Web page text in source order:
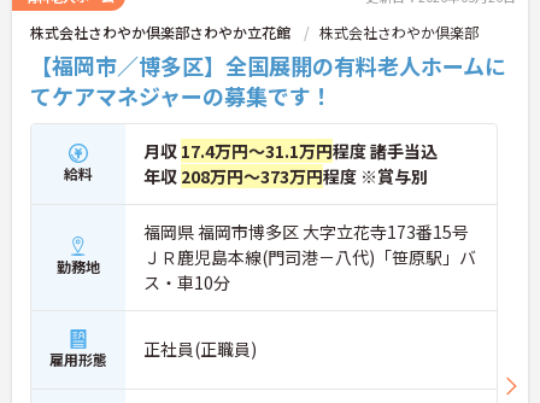
株式会社さわやか倶楽部さわやか立花館 株式会社さわやか倶楽部
【福岡市／博多区】全国展開の有料老人ホームに
てケアマネジャーの募集です！
給料
月収 17.4万円～31.1万円程度 諸手当込
年収 208万円～373万円程度 ※賞与別
勤務地
福岡県 福岡市博多区 大字立花寺173番15号
ＪＲ鹿児島本線(門司港－八代)「笹原駅」バ
ス・車10分
雇用形態 正社員(正職員)